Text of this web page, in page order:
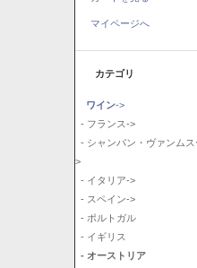
マイページへ
カテゴリ
ワイン->
- フランス->
- シャンパン・ヴァンムス
>
- イタリア->
- スペイン->
- ポルトガル
- イギリス
- オーストリア